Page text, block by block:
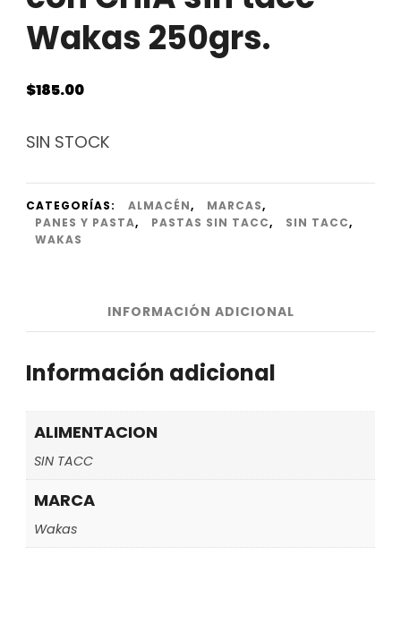
Wakas 250grs.
$185.00
SIN STOCK
CATEGORÍAS: ALMACÉN, MARCAS,
PANES Y PASTA, PASTAS SIN TACC, SIN TACC,
WAKAS
INFORMACIÓN ADICIONAL
Información adicional
ALIMENTACION
SIN TACC
MARCA
Wakas